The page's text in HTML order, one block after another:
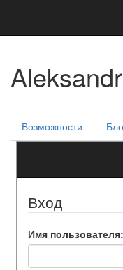
Возможности